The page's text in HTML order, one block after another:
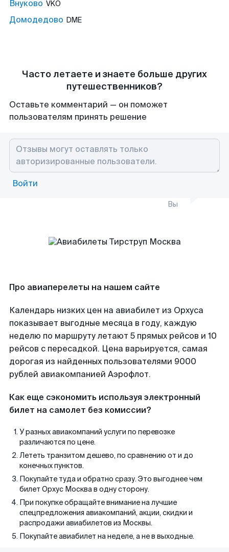
Внуково VKO
Домодедово DME
Часто летаете и знаете больше других
путешественников?
Оставьте комментарий — он поможет
пользователям принять решение
Войти
Вы
Про авиаперелеты на нашем сайте
Календарь низких цен на авиабилет из Орхуса
показывает выгодные месяца в году, каждую
неделю по маршруту летают 5 прямых рейсов и 10
рейсов с пересадкой. Цена варьируется, самая
дорогая из найденных пользователями 9000
рублей авиакомпанией Аэрофлот.
Как еще сэкономить используя электронный
билет на самолет без комиссии?
У разных авиакомпаний услуги по перевозке
различаются по цене.
Лететь транзитом дешево, по сравнению от и до
конечных пунктов.
Покупайте туда и обратно сразу. Это выгоднее чем
билет Орхус Москва в одну сторону.
При покупке обращайте внимание на лучшие
спецпредложения авиакомпаний, акции, скидки и
распродажи авиабилетов из Москвы.
Покупайте авиабилет на неделе, а не в выходные.